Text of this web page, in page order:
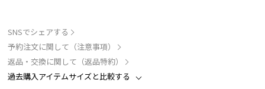
SNSでシェアする
予約注文に関して（注意事項）
返品・交換に関して（返品特約）
過去購入アイテムサイズと比較する